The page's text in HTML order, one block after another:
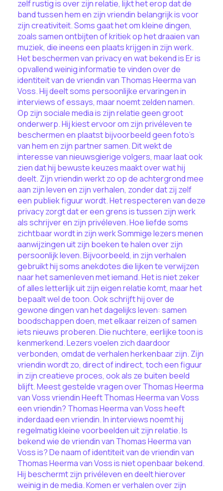
zelf rustig is over zijn relatie, lijkt het erop dat de
band tussen hem en zijn vriendin belangrijk is voor
zijn creativiteit. Soms gaat het om kleine dingen,
zoals samen ontbijten of kritiek op het draaien van
muziek, die ineens een plaats krijgen in zijn werk.
Het beschermen van privacy en wat bekend is Er is
opvallend weinig informatie te vinden over de
identiteit van de vriendin van Thomas Heerma van
Voss. Hij deelt soms persoonlijke ervaringen in
interviews of essays, maar noemt zelden namen.
Op zijn sociale media is zijn relatie geen groot
onderwerp. Hij kiest ervoor om zijn privéleven te
beschermen en plaatst bijvoorbeeld geen foto’s
van hem en zijn partner samen. Dit wekt de
interesse van nieuwsgierige volgers, maar laat ook
zien dat hij bewuste keuzes maakt over wat hij
deelt. Zijn vriendin werkt zo op de achtergrond mee
aan zijn leven en zijn verhalen, zonder dat zij zelf
een publiek figuur wordt. Het respecteren van deze
privacy zorgt dat er een grens is tussen zijn werk
als schrijver en zijn privéleven. Hoe liefde soms
zichtbaar wordt in zijn werk Sommige lezers menen
aanwijzingen uit zijn boeken te halen over zijn
persoonlijk leven. Bijvoorbeeld, in zijn verhalen
gebruikt hij soms anekdotes die lijken te verwijzen
naar het samenleven met iemand. Het is niet zeker
of alles letterlijk uit zijn eigen relatie komt, maar het
bepaalt wel de toon. Ook schrijft hij over de
gewone dingen van het dagelijks leven: samen
boodschappen doen, met elkaar reizen of samen
iets nieuws proberen. Die nuchtere, eerlijke toon is
kenmerkend. Lezers voelen zich daardoor
verbonden, omdat de verhalen herkenbaar zijn. Zijn
vriendin wordt zo, direct of indirect, toch een figuur
in zijn creatieve proces, ook als ze buiten beeld
blijft. Meest gestelde vragen over Thomas Heerma
van Voss vriendin Heeft Thomas Heerma van Voss
een vriendin? Thomas Heerma van Voss heeft
inderdaad een vriendin. In interviews noemt hij
regelmatig kleine voorbeelden uit zijn relatie. Is
bekend wie de vriendin van Thomas Heerma van
Voss is? De naam of identiteit van de vriendin van
Thomas Heerma van Voss is niet openbaar bekend.
Hij beschermt zijn privéleven en deelt hierover
weinig in de media. Komen er verhalen over zijn